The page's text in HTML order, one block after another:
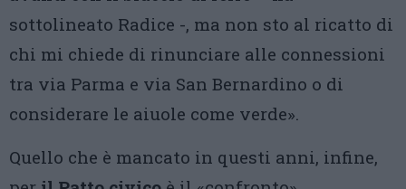
sottolineato Radice -, ma non sto al ricatto di
chi mi chiede di rinunciare alle connessioni
tra via Parma e via San Bernardino o di
considerare le aiuole come verde».
Quello che è mancato in questi anni, infine,